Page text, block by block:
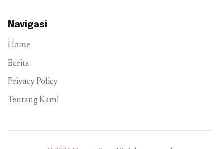
Navigasi
Home
Berita
Privacy Policy
Tentang Kami